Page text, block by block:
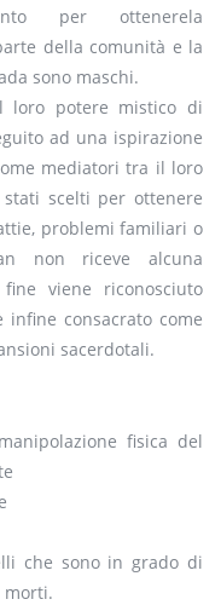
per ottenerela
della comunità e la
sono maschi.
loro potere mistico di
ad una ispirazione
mediatori tra il loro
scelti per ottenere
problemi familiari o
non riceve alcuna
viene riconosciuto
consacrato come
sacerdotali.
fisica del
che sono in grado di
morti.